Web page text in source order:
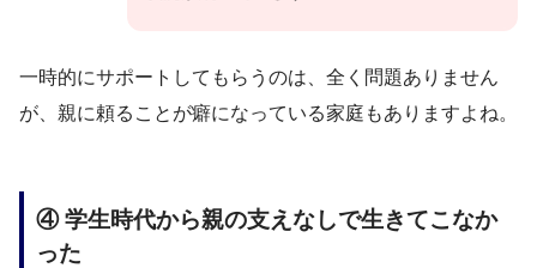
一時的にサポートしてもらうのは、全く問題ありません
が、親に頼ることが癖になっている家庭もありますよね。
④ 学生時代から親の支えなしで生きてこなか
った